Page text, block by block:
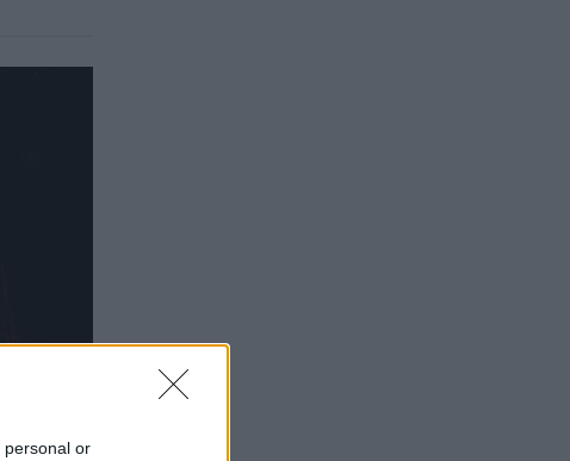
personal or